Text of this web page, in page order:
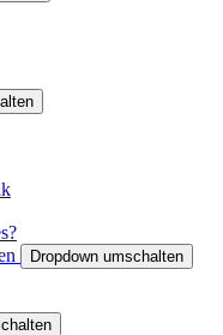
Dropdown umschalten